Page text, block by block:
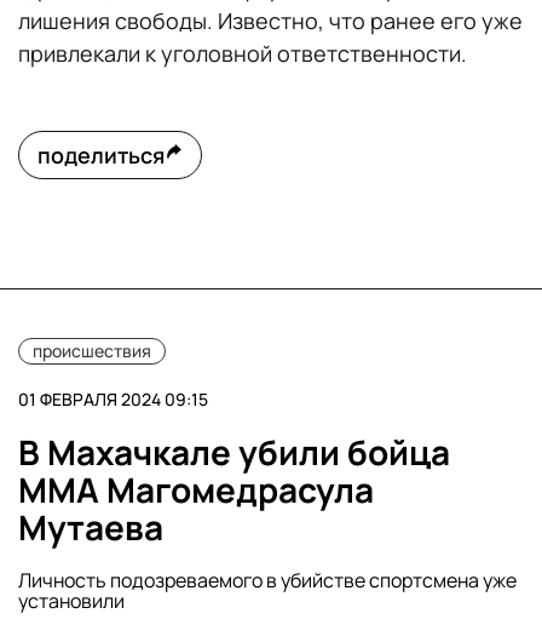
лишения свободы. Известно, что ранее его уже
привлекали к уголовной ответственности.
поделиться
происшествия
01 ФЕВРАЛЯ 2024 09:15
В Махачкале убили бойца
ММА Магомедрасула
Мутаева
Личность подозреваемого в убийстве спортсмена уже
установили